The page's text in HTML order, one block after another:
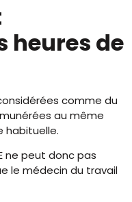
heures de
comme du
au même
habituelle.
ne peut donc pas
le médecin du travail